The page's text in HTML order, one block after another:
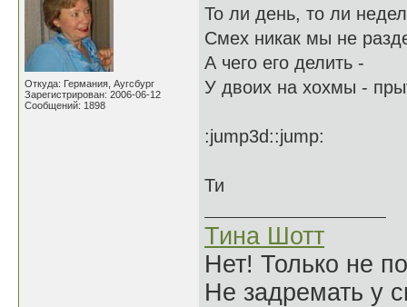
Откуда: Германия, Аугсбург
Зарегистрирован: 2006-06-12
Сообщений: 1898
То ли день, то ли
Смех никак мы не
А чего его делить -
У двоих на хохмы -
:jump3d::jump:
Ти
Тина Шотт
Нет! Только не
Не задремать у